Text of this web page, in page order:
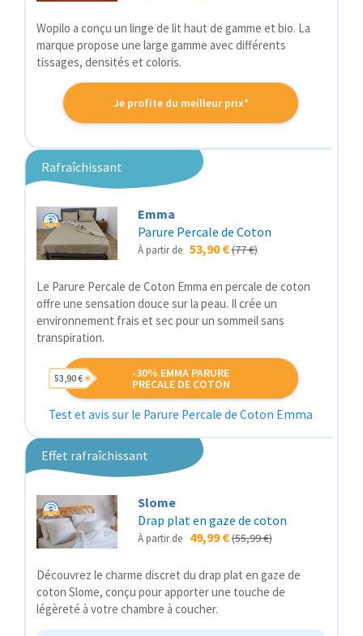
Wopilo a conçu un linge de lit haut de gamme et bio. La
marque propose une large gamme avec différents
tissages, densités et coloris.
Je profite du meilleur prix*
Rafraîchissant
Emma
Parure Percale de Coton
À partir de 53,90 €(77 €)
Le Parure Percale de Coton Emma en percale de coton
offre une sensation douce sur la peau. Il crée un
environnement frais et sec pour un sommeil sans
transpiration.
-30% EMMA PARURE
PRECALE DE COTON
53,90 €
Test et avis sur le Parure Percale de Coton Emma
Effet rafraîchissant
Slome
Drap plat en gaze de coton
À partir de 49,99 €(55,99 €)
Découvrez le charme discret du drap plat en gaze de
coton Slome, conçu pour apporter une touche de
légèreté à votre chambre à coucher.